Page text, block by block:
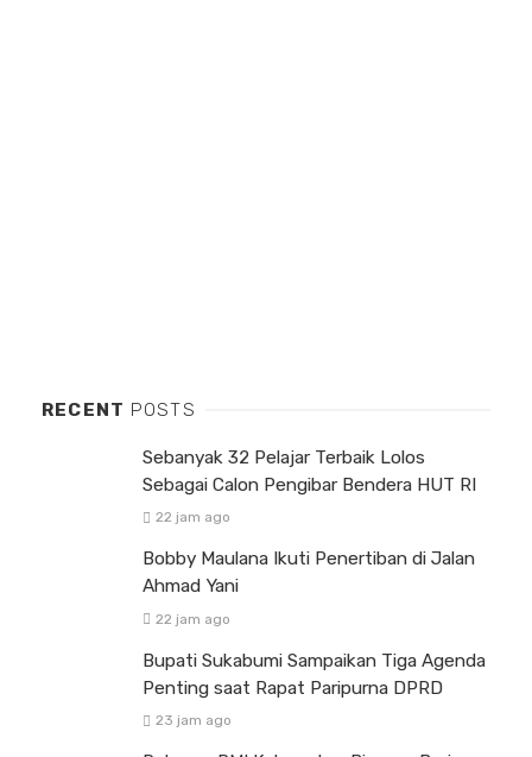
RECENT POSTS
Sebanyak 32 Pelajar Terbaik Lolos
Sebagai Calon Pengibar Bendera HUT RI
22 jam ago
Bobby Maulana Ikuti Penertiban di Jalan
Ahmad Yani
22 jam ago
Bupati Sukabumi Sampaikan Tiga Agenda
Penting saat Rapat Paripurna DPRD
23 jam ago